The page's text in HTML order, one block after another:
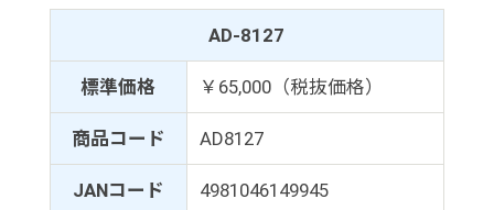
AD-8127
標準価格 ￥65,000（税抜価格）
商品コード AD8127
JANコード 4981046149945